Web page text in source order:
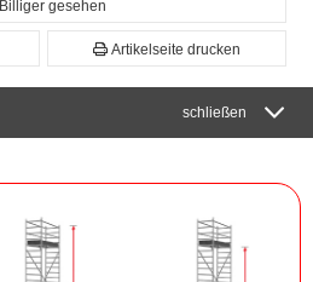
Billiger gesehen
Artikelseite drucken
schließen